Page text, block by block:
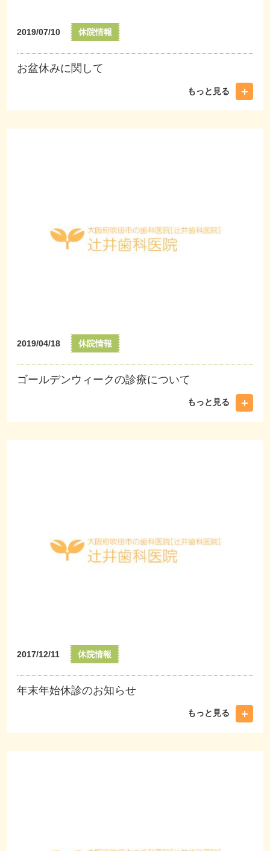
2019/07/10 休院情報
お盆休みに関して
もっと見る
2019/04/18 休院情報
ゴールデンウィークの診療について
もっと見る
2017/12/11 休院情報
年末年始休診のお知らせ
もっと見る